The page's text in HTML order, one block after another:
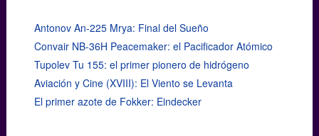
Antonov An-225 Mrya: Final del Sueño
Convair NB-36H Peacemaker: el Pacificador Atómico
Tupolev Tu 155: el primer pionero de hidrógeno
Aviación y Cine (XVIII): El Viento se Levanta
El primer azote de Fokker: Eindecker